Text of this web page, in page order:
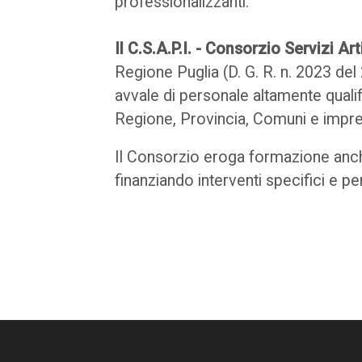
Il C.S.A.P.I. - Consorzio Servizi
Regione Puglia (D. G. R. n. 2023
avvale di personale altamente
Regione, Provincia, Comuni e
Il Consorzio eroga formazione
finanziando interventi specifici e